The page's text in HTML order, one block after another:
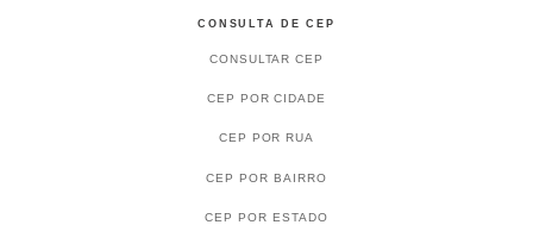
CONSULTA DE CEP
CONSULTAR CEP
CEP POR CIDADE
CEP POR RUA
CEP POR BAIRRO
CEP POR ESTADO